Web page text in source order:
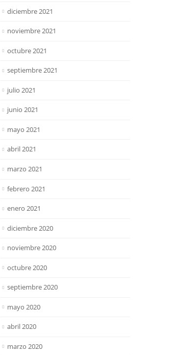
diciembre 2021
noviembre 2021
octubre 2021
septiembre 2021
julio 2021
junio 2021
mayo 2021
abril 2021
marzo 2021
febrero 2021
enero 2021
diciembre 2020
noviembre 2020
octubre 2020
septiembre 2020
mayo 2020
abril 2020
marzo 2020